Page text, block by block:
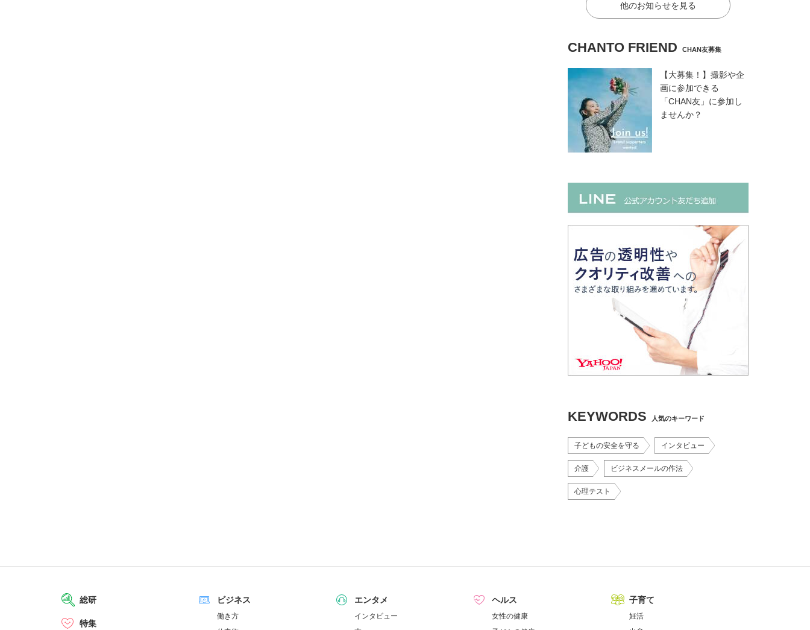
他のお知らせを見る
CHANTO FRIEND CHAN友募集
【大募集！】撮影や企
画に参加できる
「CHAN友」に参加し
ませんか？
KEYWORDS 人気のキーワード
子どもの安全を守る インタビュー
介護 ビジネスメールの作法
心理テスト
総研
特集
ビジネス
働き方
エンタメ
インタビュー
ヘルス
女性の健康
子育て
妊活